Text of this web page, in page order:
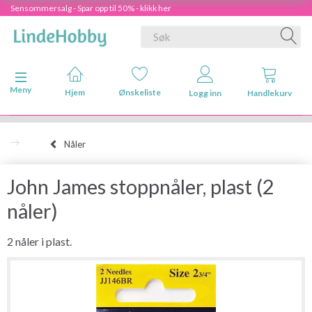
Sensommersalg - Spar opp til 50% - klikk her
Veksle navigasjon
Meny
Hjem Ønskeliste Logg inn Handlekurv
Nåler
John James stoppnåler, plast (2
nåler)
2 nåler i plast.